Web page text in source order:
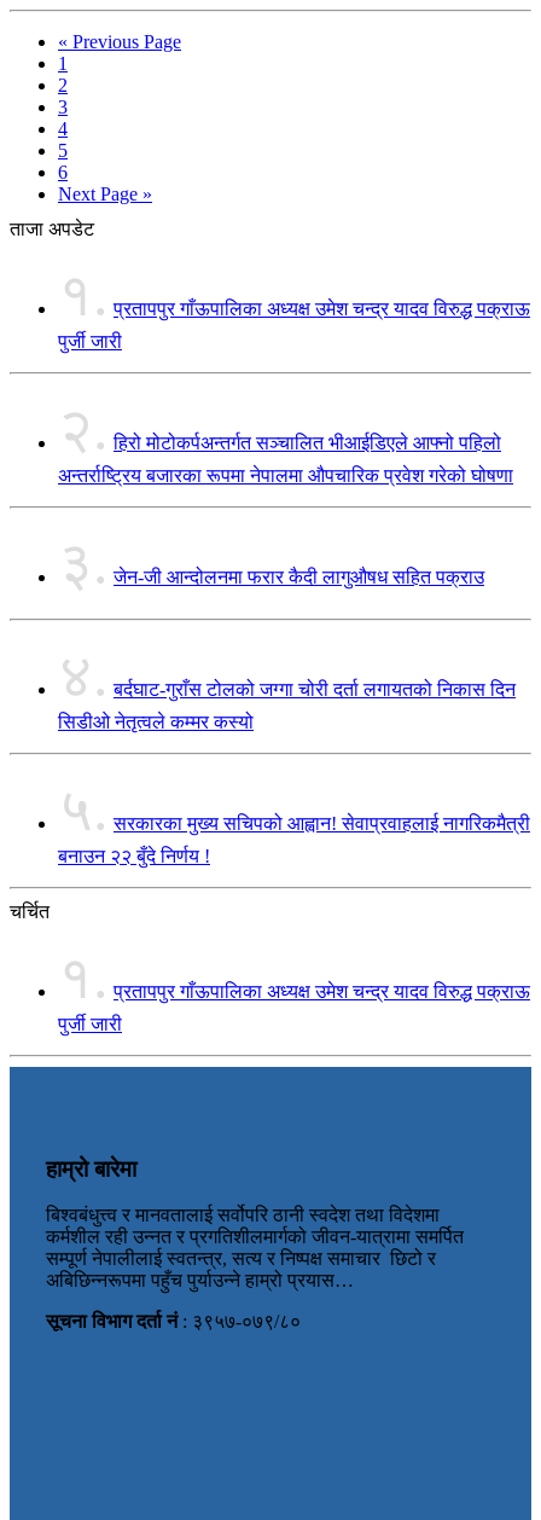
« Previous Page
1
2
3
4
5
6
Next Page »
ताजा अपडेट
१. प्रतापपुर गाँऊपालिका अध्यक्ष उमेश चन्द्र यादव विरुद्ध पक्राऊ
पुर्जी जारी
२. हिरो मोटोकर्पअन्तर्गत सञ्चालित भीआईडिएले आफ्नो पहिलो
अन्तर्राष्ट्रिय बजारका रूपमा नेपालमा औपचारिक प्रवेश गरेको घोषणा
३. जेन-जी आन्दोलनमा फरार कैदी लागुऔषध सहित पक्राउ
४. बर्दघाट-गुराँस टोलको जग्गा चोरी दर्ता लगायतको निकास दिन
सिडीओ नेतृत्वले कम्मर कस्यो
५. सरकारका मुख्य सचिपको आह्वान! सेवाप्रवाहलाई नागरिकमैत्री
बनाउन २२ बुँदे निर्णय !
चर्चित
१. प्रतापपुर गाँऊपालिका अध्यक्ष उमेश चन्द्र यादव विरुद्ध पक्राऊ
पुर्जी जारी
हाम्रो बारेमा
बिश्वबंधुत्त्व र मानवतालाई सर्वोपरि ठानी स्वदेश तथा विदेशमा
कर्मशील रही उन्नत र प्रगतिशीलमार्गको जीवन-यात्रामा समर्पित
सम्पूर्ण नेपालीलाई स्वतन्त्र, सत्य र निष्पक्ष समाचार छिटो र
अबिछिन्नरूपमा पहुँच पुर्याउन्ने हाम्रो प्रयास…
सूचना विभाग दर्ता नं: ३९५७-०७९/८०